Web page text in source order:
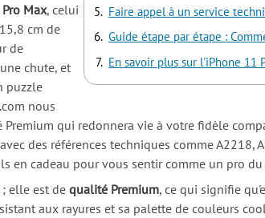
Faire appel à un service
Guide étape par étape :
En savoir plus sur l'iPhone 11
Max, celui
cm de
de
chute, et
puzzle
nous
qui redonnera vie à votre fidèle
des références techniques comme
en cadeau pour vous sentir comme un pro
; elle est dequalité Premium, ce qui signifie
aux rayures et sa palette de couleurs